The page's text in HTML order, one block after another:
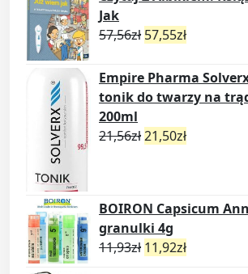
Jak
57,56zł 57,55zł
Empire Pharma
tonik do twarzy na
200ml
21,56zł21,50zł
BOIRON Capsicum
granulki 4g
11,93zł 11,92zł